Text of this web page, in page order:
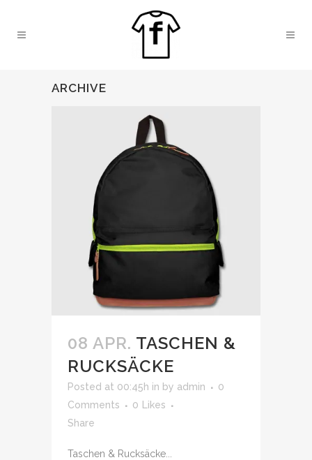
ARCHIVE
08 APR. TASCHEN &
RUCKSÄCKE
Posted at 00:45h in by admin
0
Comments
0
Likes
Share
Taschen & Rucksäcke...